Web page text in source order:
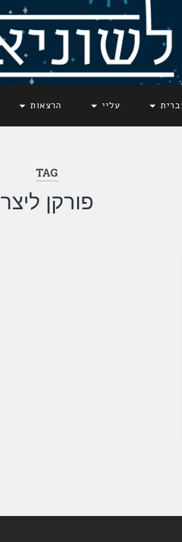
עליי הרצאות
TAG
פורקן ליצר